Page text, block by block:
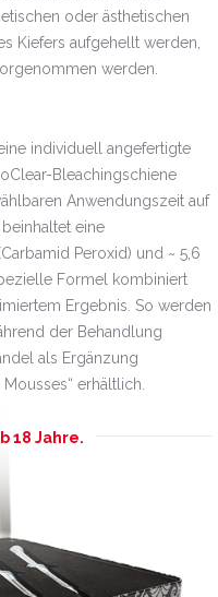
oder ästhetischen
Kiefers aufgehellt werden,
werden.
individuell angefertigte
Bleachingschiene
Anwendungszeit auf
eine
Peroxid) und ~ 5,6
Formel kombiniert
Ergebnis. So werden
der Behandlung
als Ergänzung
erhältlich.
18 Jahre.